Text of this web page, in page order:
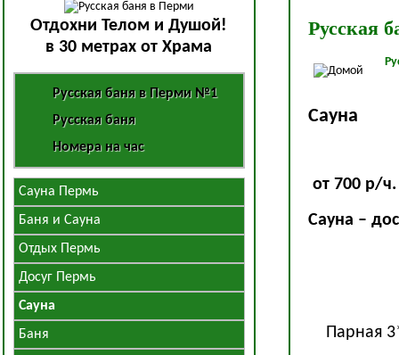
Отдохни Телом и Душой!
в 30 метрах от Храма
Русская баня в Перми №1
Русская баня
Номера на час
Сауна Пермь
Баня и Сауна
Отдых Пермь
Досуг Пермь
Сауна
Баня
Русская
Сауна
от 700 р/
Сауна –
Парная